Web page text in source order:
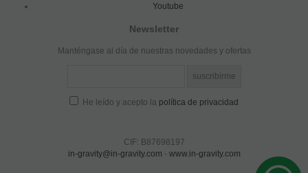
Youtube
Newsletter
Manténgase al día de nuestras novedades y ofertas
He leído y acepto la política de privacidad
CIF: B87698197
in-gravity@in-gravity.com - www.in-gravity.com